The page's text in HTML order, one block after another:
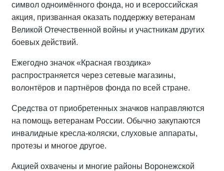
символ одноимённого фонда, но и всероссийская
акция, призванная оказать поддержку ветеранам
Великой Отечественной войны и участникам других
боевых действий.
Ежегодно значок «Красная гвоздика»
распространяется через сетевые магазины,
волонтёров и партнёров фонда по всей стране.
Средства от приобретенных значков направляются
на помощь ветеранам России. Обычно закупаются
инвалидные кресла-коляски, слуховые аппараты,
протезы и многое другое.
Акцией охвачены и многие районы Воронежской